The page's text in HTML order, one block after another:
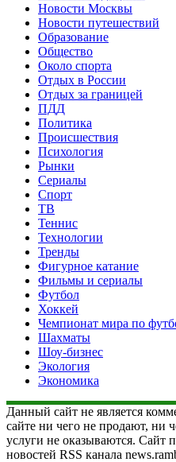
Новости Москвы
Новости путешествий
Образование
Общество
Около спорта
Отдых в России
Отдых за границей
ПДД
Политика
Происшествия
Психология
Рынки
Сериалы
Спорт
ТВ
Теннис
Технологии
Тренды
Фигурное катание
Фильмы и сериалы
Футбол
Хоккей
Чемпионат мира по
Шахматы
Шоу-бизнес
Экология
Экономика
Данный сайт не является
сайте ни чего не продают, ни
услуги не оказываются. Сайт
новостей RSS канала